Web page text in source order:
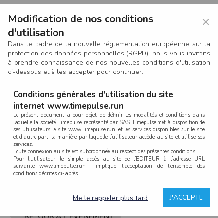
CONNEXION
RETOUR À L'ÉVÈNEMENT
×
Modification de nos conditions
d'utilisation
Dans le cadre de la nouvelle réglementation européenne sur la
protection des données personnelles (RGPD), nous vous invitons
à prendre connaissance de nos nouvelles conditions d'utilisation
ci-dessous et à les accepter pour continuer.
Conditions générales d'utilisation du site
internet www.timepulse.run
Le présent document a pour objet de définir les modalités et conditions dans
laquelle la société Timepulse représenté par SAS Timepulse,met à disposition de
ses utilisateurs le site www.Timepulse.run, et les services disponibles sur le site
et d’autre part, la manière par laquelle l’utilisateur accède au site et utilise ses
services.
Toute connexion au site est subordonnée au respect des présentes conditions.
Pour l’utilisateur, le simple accès au site de l’EDITEUR à l’adresse URL
suivante www.timepulse.run implique l’acceptation de l’ensemble des
conditions décrites ci-après.
La structure générale du site www.timepulse.run, par quelque procédé que ce
soit, sans l'autorisation préalable et par écrit de Fourcherot Mickael et/ou de ses
J'ACCEPTE
Me le rappeler plus tard